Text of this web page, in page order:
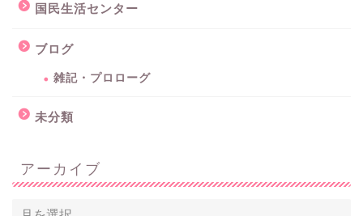
国民生活センター
ブログ
雑記・プロローグ
未分類
アーカイブ